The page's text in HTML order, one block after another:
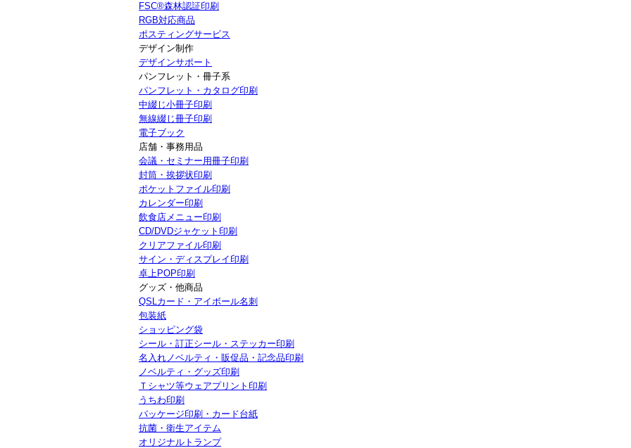
FSC®森林認証印刷
RGB対応商品
ポスティングサービス
デザイン制作
デザインサポート
パンフレット・冊子系
パンフレット・カタログ印刷
中綴じ小冊子印刷
無線綴じ冊子印刷
電子ブック
店舗・事務用品
会議・セミナー用冊子印刷
封筒・挨拶状印刷
ポケットファイル印刷
カレンダー印刷
飲食店メニュー印刷
CD/DVDジャケット印刷
クリアファイル印刷
サイン・ディスプレイ印刷
卓上POP印刷
グッズ・他商品
QSLカード・アイボール名刺
包装紙
ショッピング袋
シール・訂正シール・ステッカー印刷
名入れノベルティ・販促品・記念品印刷
ノベルティ・グッズ印刷
Ｔシャツ等ウェアプリント印刷
うちわ印刷
パッケージ印刷・カード台紙
抗菌・衛生アイテム
オリジナルトランプ